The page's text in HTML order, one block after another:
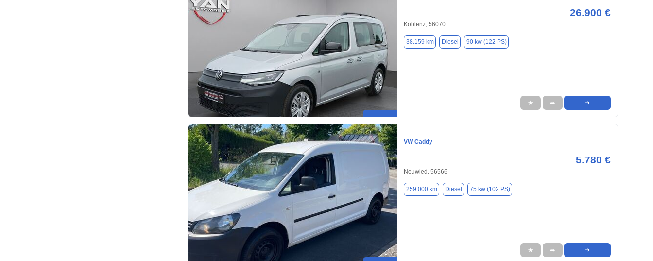
26.900 €
Koblenz, 56070
38.159 km Diesel 90 kw (122 PS)
★ ➦ ➜
VW Caddy
5.780 €
Neuwied, 56566
259.000 km Diesel 75 kw (102 PS)
★ ➦ ➜